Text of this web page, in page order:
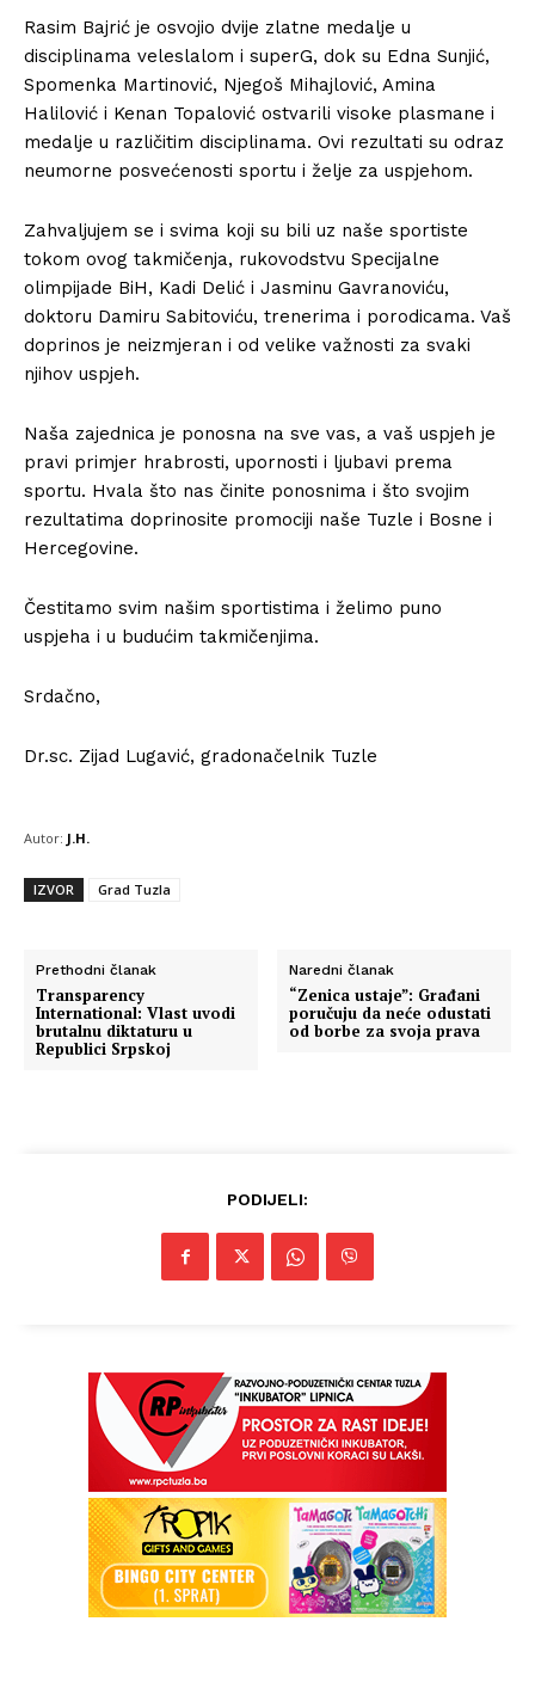
Rasim Bajrić je osvojio dvije zlatne medalje u
disciplinama veleslalom i superG, dok su Edna Sunjić,
Spomenka Martinović, Njegoš Mihajlović, Amina
Halilović i Kenan Topalović ostvarili visoke plasmane i
medalje u različitim disciplinama. Ovi rezultati su odraz
neumorne posvećenosti sportu i želje za uspjehom.
Zahvaljujem se i svima koji su bili uz naše sportiste
tokom ovog takmičenja, rukovodstvu Specijalne
olimpijade BiH, Kadi Delić i Jasminu Gavranoviću,
doktoru Damiru Sabitoviću, trenerima i porodicama. Vaš
doprinos je neizmjeran i od velike važnosti za svaki
njihov uspjeh.
Naša zajednica je ponosna na sve vas, a vaš uspjeh je
pravi primjer hrabrosti, upornosti i ljubavi prema
sportu. Hvala što nas činite ponosnima i što svojim
rezultatima doprinosite promociji naše Tuzle i Bosne i
Hercegovine.
Čestitamo svim našim sportistima i želimo puno
uspjeha i u budućim takmičenjima.
Srdačno,
Dr.sc. Zijad Lugavić, gradonačelnik Tuzle
Autor: J.H.
IZVOR Grad Tuzla
Prethodni članak
Transparency
International: Vlast uvodi
brutalnu diktaturu u
Republici Srpskoj
Naredni članak
“Zenica ustaje”: Građani
poručuju da neće odustati
od borbe za svoja prava
PODIJELI: